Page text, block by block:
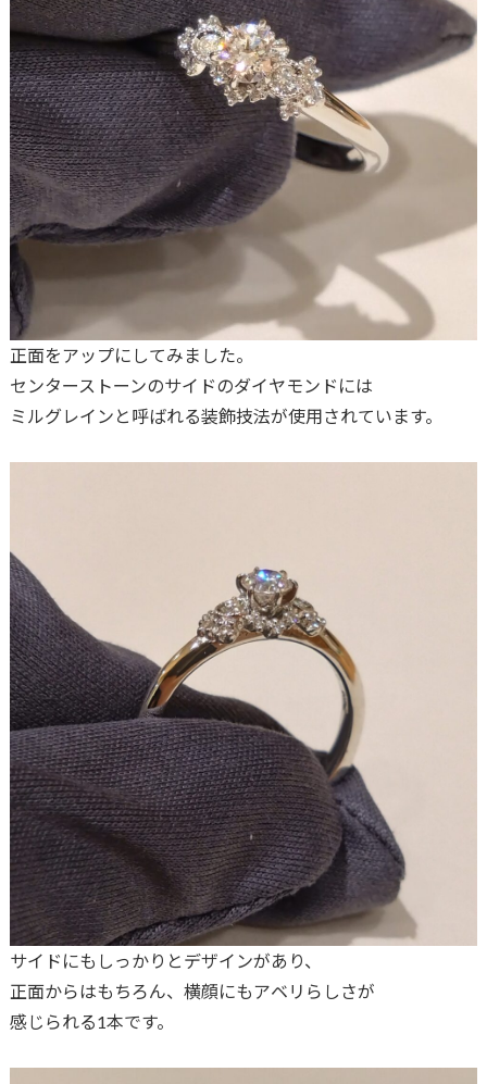
正面をアップにしてみました。
センターストーンのサイドのダイヤモンドには
ミルグレインと呼ばれる装飾技法が使用されています。
サイドにもしっかりとデザインがあり、
正面からはもちろん、横顔にもアベリらしさが
感じられる1本です。